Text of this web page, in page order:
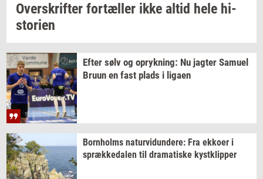
Over­skrif­ter for­tæl­ler ikke altid hele hi­
sto­ri­en
Efter sølv og op­ryk­ning: Nu jag­ter Samu­el
Bruun en fast plads i liga­en
Born­holms na­tur­vi­dun­de­re: Fra ek­ko­er i
spræk­ke­da­len til dra­ma­ti­ske kyst­klip­per